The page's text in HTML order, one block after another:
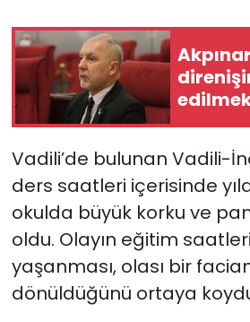
halkın
Vadili’de bulunan Vadili-
ders saatleri içerisinde
okulda büyük korku ve
oldu. Olayın eğitim
yaşanması, olası bir
dönüldüğünü ortaya
Politika
SAĞLIK
Spor
Teknoloji
TÜRKiYE
Video Galeri
YAŞAM